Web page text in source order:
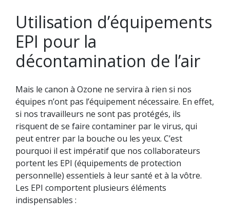
Utilisation d’équipements
EPI pour la
décontamination de l’air
Mais le canon à Ozone ne servira à rien si nos
équipes n’ont pas l’équipement nécessaire. En effet,
si nos travailleurs ne sont pas protégés, ils
risquent de se faire contaminer par le virus, qui
peut entrer par la bouche ou les yeux. C’est
pourquoi il est impératif que nos collaborateurs
portent les EPI (équipements de protection
personnelle) essentiels à leur santé et à la vôtre.
Les EPI comportent plusieurs éléments
indispensables :